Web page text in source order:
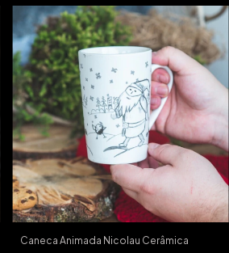
Caneca Animada Nicolau Cerâmica